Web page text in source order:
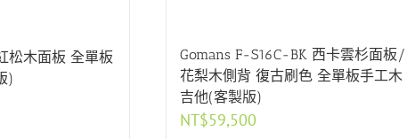
松木面板 全單板
)
Gomans F-S16C-BK 西卡雲杉面板/
花梨木側背 復古刷色 全單板手工木
吉他(客製版)
NT$59,500